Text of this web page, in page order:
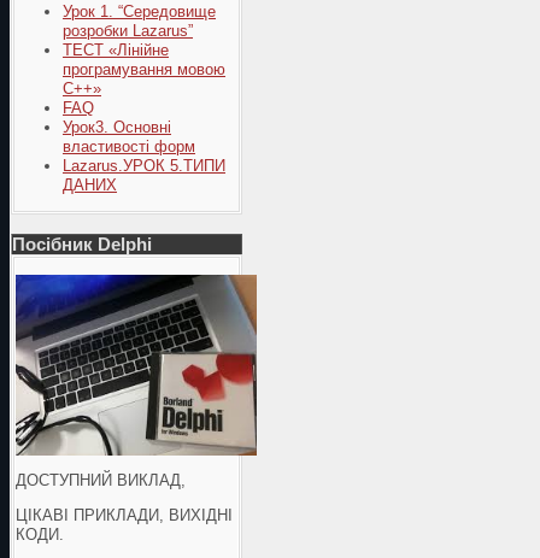
Урок 1. “Середовище
розробки Lazarus”
ТЕСТ «Лінійне
програмування мовою
С++»
FAQ
Урок3. Основні
властивості форм
Lazarus.УРОК 5.ТИПИ
ДАНИХ
Посібник Delphi
ДОСТУПНИЙ ВИКЛАД,
ЦІКАВІ ПРИКЛАДИ, ВИХІДНІ
КОДИ.